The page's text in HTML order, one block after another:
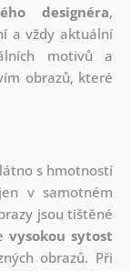
designéra,
a vždy aktuální
motivů a
obrazů, které
s hmotností
v samotném
jsou tištěné
vysokou sytost
obrazů. Při